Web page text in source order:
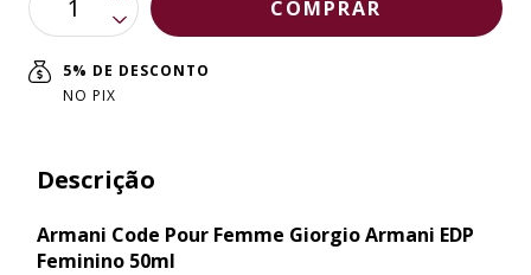
5% DE DESCONTO
NO PIX
Descrição
Armani Code Pour Femme Giorgio Armani EDP
Feminino 50ml